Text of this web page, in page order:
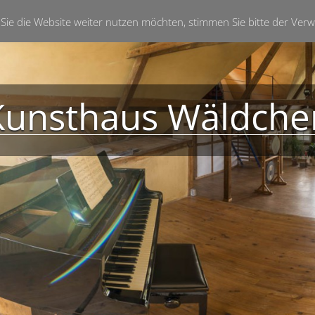
die Website weiter nutzen möchten, stimmen Sie bitte der